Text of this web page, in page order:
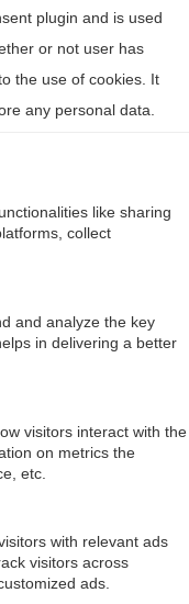
plugin and is used
or not user has
the use of cookies. It
any personal data.
like sharing
collect
and analyze the key
in delivering a better
visitors interact with the
on metrics the
etc.
with relevant ads
visitors across
ads.